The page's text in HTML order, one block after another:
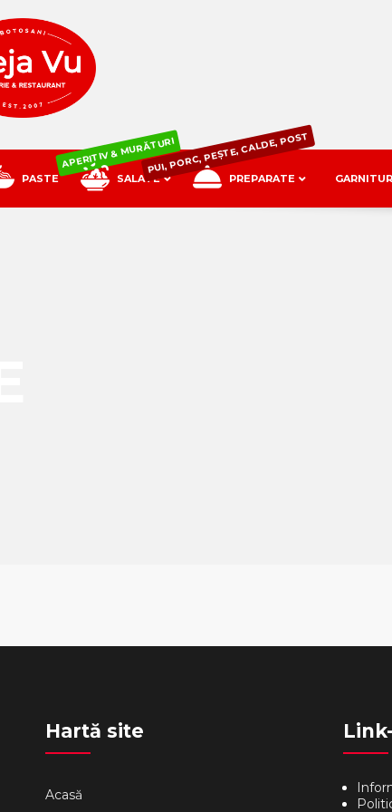
PASTE SALATE
APERITIV & MURĂTURI
PREPARATE
PUI, PORC, PEȘTE, CALDE, POST
Hartă site
Acasă